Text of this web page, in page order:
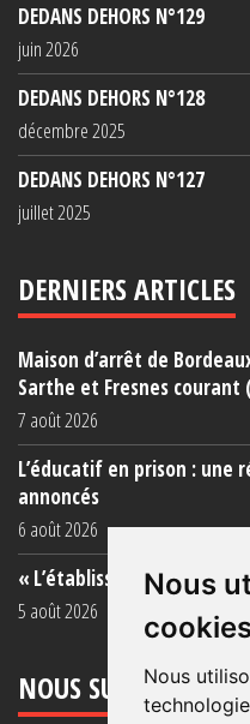
Nous
Nous
DEDANS DEHORS N°129
juin 2026
DEDANS DEHORS N°128
décembre 2025
DEDANS DEHORS N°127
juillet 2025
DERNIERS ARTICLES
Maison d’arrêt de
Sarthe et Fresnes courant
7 août 2026
L’éducatif en prison :
annoncés
6 août 2026
« L’établissement est
5 août 2026
NOUS SUIVRE